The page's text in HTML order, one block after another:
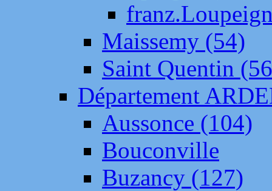
Maissemy (54)
Saint Quentin
Département
Aussonce (104)
Bouconville
Buzancy (127)